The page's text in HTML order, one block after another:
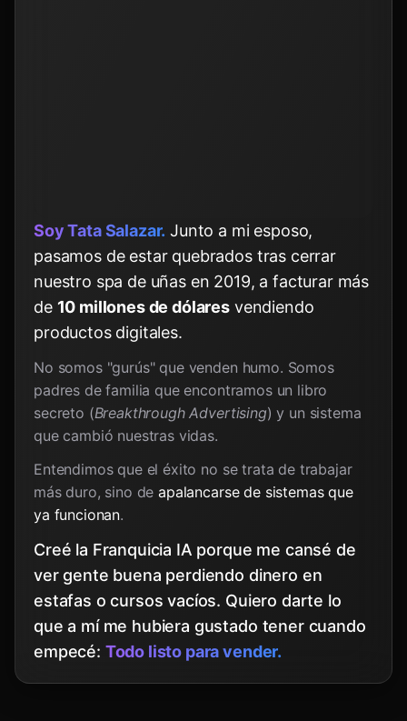
Soy Tata Salazar. Junto a mi esposo,
pasamos de estar quebrados tras cerrar
nuestro spa de uñas en 2019, a facturar más
de 10 millones de dólares vendiendo
productos digitales.
No somos "gurús" que venden humo. Somos
padres de familia que encontramos un libro
secreto (Breakthrough Advertising) y un sistema
que cambió nuestras vidas.
Entendimos que el éxito no se trata de trabajar
más duro, sino de apalancarse de sistemas que
ya funcionan.
Creé la Franquicia IA porque me cansé de
ver gente buena perdiendo dinero en
estafas o cursos vacíos. Quiero darte lo
que a mí me hubiera gustado tener cuando
empecé: Todo listo para vender.